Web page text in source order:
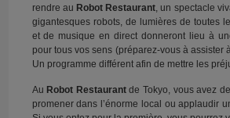
rendre au Robot Restaurant , un spectacle
gigantesques robots, de lumières de toutes
et de musique en direct donneront lieu à
pour tous vos sens (préparez-vous à assister
Un programme différent afin de mettre les
Au Robot Restaurantde Tokyo, vous avez
promener dans l’énorme local ou applaudir